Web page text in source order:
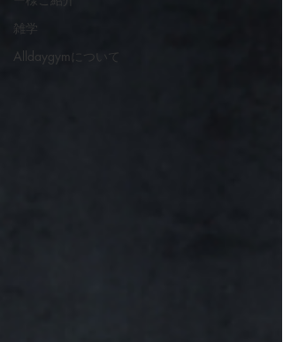
雑学
Alldaygymについて